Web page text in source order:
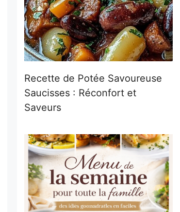
Recette de Potée Savoureuse
Saucisses : Réconfort et
Saveurs